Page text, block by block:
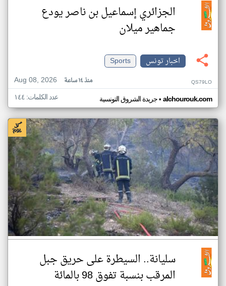
الجزائري إسماعيل بن ناصر يودع
جماهير ميلان
اخبار تونس
Sports
Aug 08, 2026
منذ ١٤ ساعة QS79LO
جريدة الشروق التونسية• alchourouk.com عدد الكلمات: ١٤٤
سليانة.. السيطرة على حريق جبل
المرقب بنسبة تفوق 98 بالمائة